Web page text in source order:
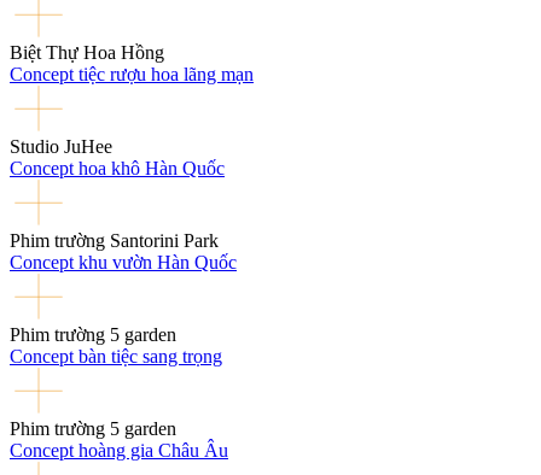
Biệt Thự Hoa Hồng
Concept tiệc rượu hoa lãng mạn
Studio JuHee
Concept hoa khô Hàn Quốc
Phim trường Santorini Park
Concept khu vườn Hàn Quốc
Phim trường 5 garden
Concept bàn tiệc sang trọng
Phim trường 5 garden
Concept hoàng gia Châu Âu